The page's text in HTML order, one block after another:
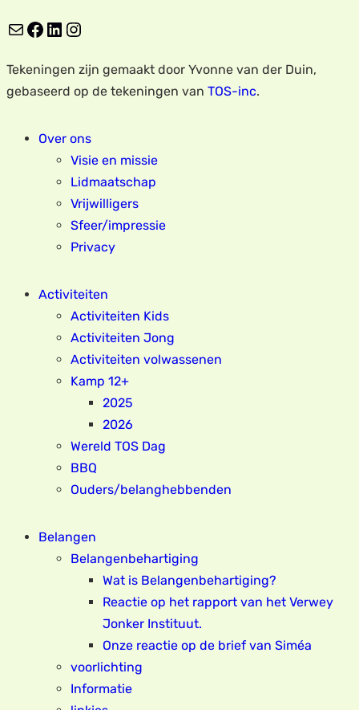
E-mail Facebook LinkedIn Instagram
Tekeningen zijn gemaakt door Yvonne van der Duin,
gebaseerd op de tekeningen van TOS-inc.
Over ons
Visie en missie
Lidmaatschap
Vrijwilligers
Sfeer/impressie
Privacy
Activiteiten
Activiteiten Kids
Activiteiten Jong
Activiteiten volwassenen
Kamp 12+
2025
2026
Wereld TOS Dag
BBQ
Ouders/belanghebbenden
Belangen
Belangenbehartiging
Wat is Belangenbehartiging?
Reactie op het rapport van het Verwey
Jonker Instituut.
Onze reactie op de brief van Siméa
voorlichting
Informatie